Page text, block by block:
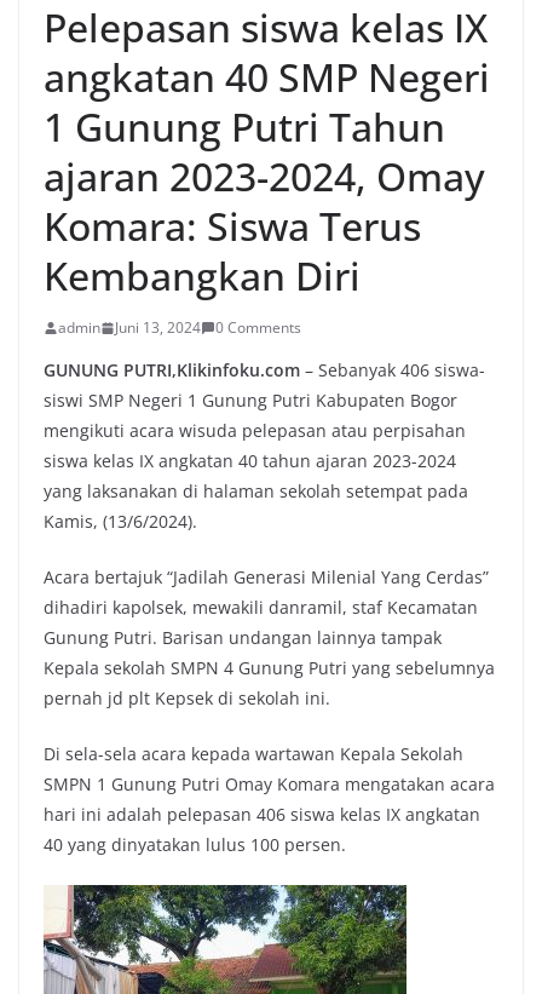
Pelepasan siswa kelas IX
angkatan 40 SMP Negeri
1 Gunung Putri Tahun
ajaran 2023-2024, Omay
Komara: Siswa Terus
Kembangkan Diri
admin Juni 13, 2024 0 Comments
GUNUNG PUTRI,Klikinfoku.com – Sebanyak 406 siswa-
siswi SMP Negeri 1 Gunung Putri Kabupaten Bogor
mengikuti acara wisuda pelepasan atau perpisahan
siswa kelas IX angkatan 40 tahun ajaran 2023-2024
yang laksanakan di halaman sekolah setempat pada
Kamis, (13/6/2024).
Acara bertajuk “Jadilah Generasi Milenial Yang Cerdas”
dihadiri kapolsek, mewakili danramil, staf Kecamatan
Gunung Putri. Barisan undangan lainnya tampak
Kepala sekolah SMPN 4 Gunung Putri yang sebelumnya
pernah jd plt Kepsek di sekolah ini.
Di sela-sela acara kepada wartawan Kepala Sekolah
SMPN 1 Gunung Putri Omay Komara mengatakan acara
hari ini adalah pelepasan 406 siswa kelas IX angkatan
40 yang dinyatakan lulus 100 persen.